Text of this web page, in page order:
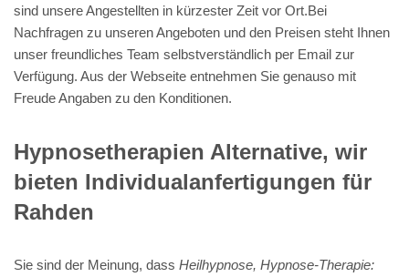
sind unsere Angestellten in kürzester Zeit vor Ort.Bei
Nachfragen zu unseren Angeboten und den Preisen steht Ihnen
unser freundliches Team selbstverständlich per Email zur
Verfügung. Aus der Webseite entnehmen Sie genauso mit
Freude Angaben zu den Konditionen.
Hypnosetherapien Alternative, wir
bieten Individualanfertigungen für
Rahden
Sie sind der Meinung, dass Heilhypnose, Hypnose-Therapie: